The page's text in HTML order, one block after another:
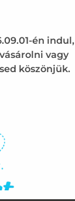
Wally kenguru
én indul,
vagy
köszönjük.